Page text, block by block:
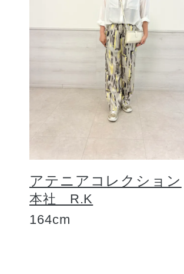
アテニアコレクション
本社 R.K
164cm